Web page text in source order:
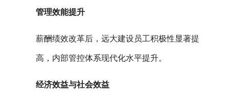
管理效能提升
薪酬绩效改革后，远大建设员工积极性显著提
高，内部管控体系现代化水平提升。
经济效益与社会效益